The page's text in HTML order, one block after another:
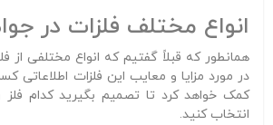
انواع مختلف فلزات در
همانطور که قبلاً گفتیم که انواع مختلفی از
در مورد مزایا و معایب این فلزات اطلاعاتی
کمک خواهد کرد تا تصمیم بگیرید کدام فلز
انتخاب کنید.